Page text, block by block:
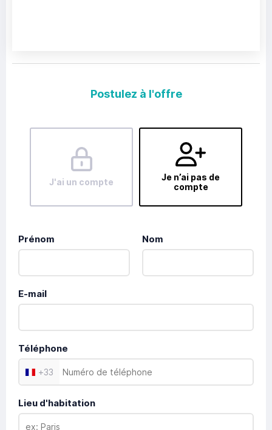
Postulez à l'offre
J'ai un compte
Je n’ai pas de
compte
Prénom Nom
E-mail
Téléphone
+33
Lieu d'habitation